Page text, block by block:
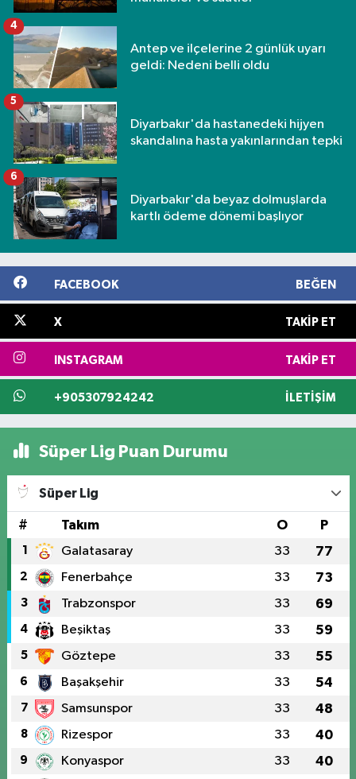
Antep ve ilçelerine 2 günlük uyarı
geldi: Nedeni belli oldu
4
Diyarbakır'da hastanedeki hijyen
skandalına hasta yakınlarından tepki
5
Diyarbakır'da beyaz dolmuşlarda
kartlı ödeme dönemi başlıyor
6
FACEBOOK BEĞEN
X TAKIP ET
INSTAGRAM TAKIP ET
+905307924242 İLETIŞIM
Süper Lig Puan Durumu
Süper Lig
# Takım O P
1 Galatasaray 33 77
2 Fenerbahçe 33 73
3 Trabzonspor 33 69
4 Beşiktaş 33 59
5 Göztepe 33 55
6 Başakşehir 33 54
7 Samsunspor 33 48
8 Rizespor 33 40
9 Konyaspor 33 40